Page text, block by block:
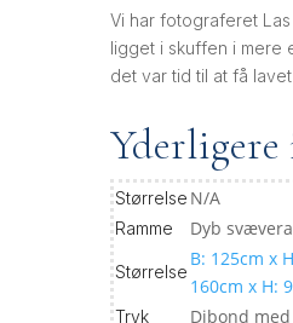
Vi har fotograferet
ligget i skuffen i mere
det var tid til at få
Størrelse N/A
Ramme Dyb
Størrelse
B: 125cm x
160cm x H:
Tryk Dibond